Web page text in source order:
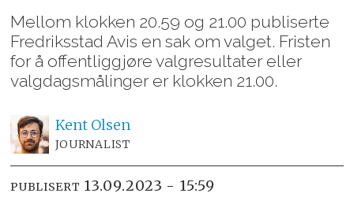
Mellom klokken 20.59 og 21.00 publiserte
Fredriksstad Avis en sak om valget. Fristen
for å offentliggjøre valgresultater eller
valgdagsmålinger er klokken 21.00.
Kent Olsen
JOURNALIST
PUBLISERT 13.09.2023 - 15:59